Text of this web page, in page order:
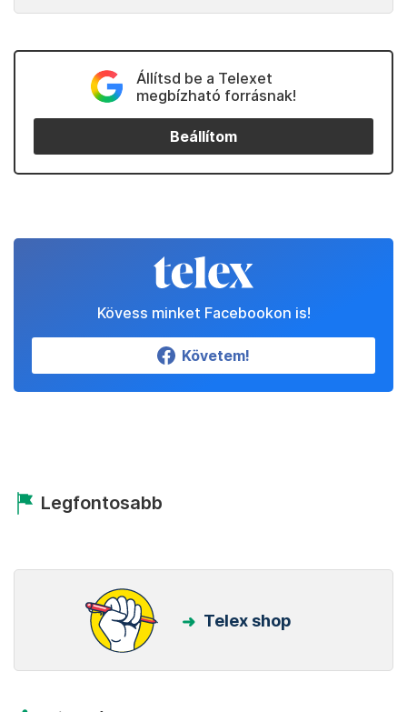
Állítsd be a Telexet
megbízható forrásnak!
Beállítom
Kövess minket Facebookon is!
Követem!
Legfontosabb
Telex shop